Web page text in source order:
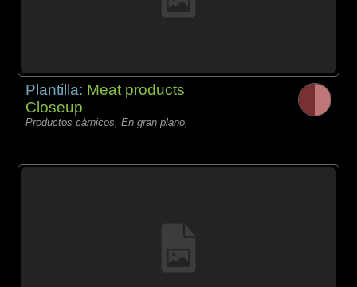
Plantilla: Meat products
Closeup
Productos càrnicos, En gran plano,